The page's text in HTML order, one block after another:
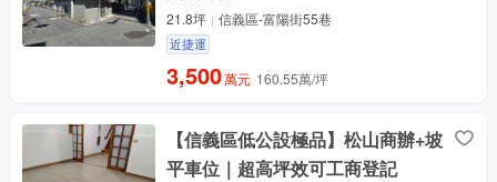
21.8坪 信義區-富陽街55巷
近捷運
3,500萬元 160.55萬/坪
【信義區低公設極品】松山商辦+坡
平車位｜超高坪效可工商登記